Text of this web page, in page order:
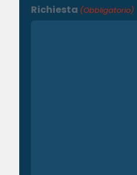
Richiesta (Obbligatorio)